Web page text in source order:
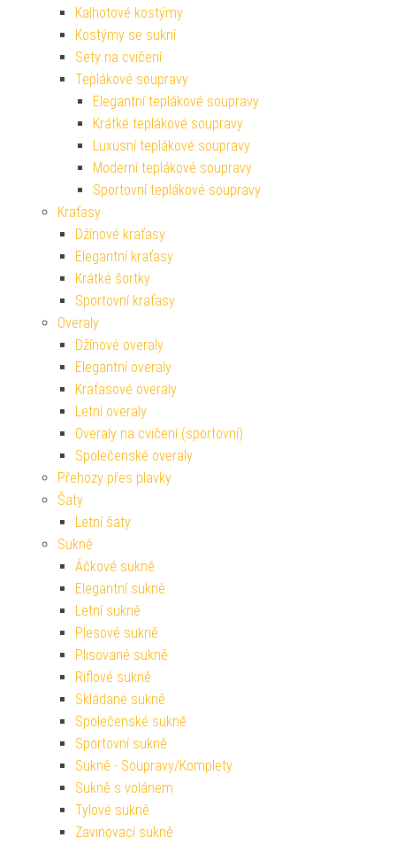
Kalhotové kostýmy
Kostýmy se sukní
Sety na cvičení
Teplákové soupravy
Elegantní teplákové soupravy
Krátké teplákové soupravy
Luxusní teplákové soupravy
Moderní teplákové soupravy
Sportovní teplákové soupravy
Kraťasy
Džínové kraťasy
Elegantní kraťasy
Krátké šortky
Sportovní kraťasy
Overaly
Džínové overaly
Elegantní overaly
Kraťasové overaly
Letní overaly
Overaly na cvičení (sportovní)
Společenské overaly
Přehozy přes plavky
Šaty
Letní šaty
Sukně
Áčkové sukně
Elegantní sukně
Letní sukně
Plesové sukně
Plisované sukně
Riflové sukně
Skládané sukně
Společenské sukně
Sportovní sukně
Sukně - Soupravy/Komplety
Sukně s volánem
Tylové sukně
Zavinovací sukně